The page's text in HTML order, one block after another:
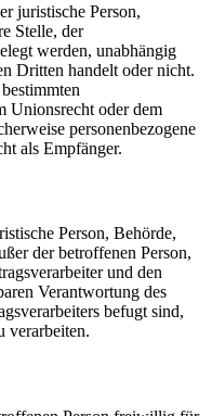
juristische Person,
Stelle, der
werden, unabhängig
Dritten handelt oder nicht.
Unionsrecht oder dem
personenbezogene
als Empfänger.
Person, Behörde,
der betroffenen Person,
und den
Verantwortung des
befugt sind,
verarbeiten.